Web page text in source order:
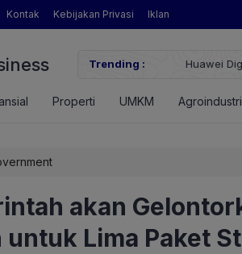
Kontak Kebijakan Privasi Iklan
Trending :
Huawei Digital
Properti UMKM Agroindustri
akan
untuk Lima Paket